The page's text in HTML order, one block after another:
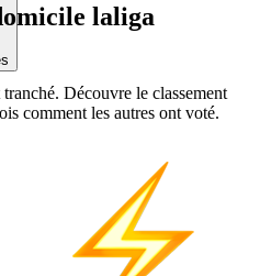
laliga
Découvre le classement
comment les autres ont voté.